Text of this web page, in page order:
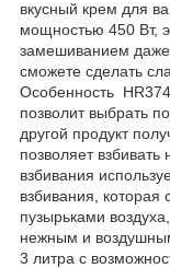
вкусный крем для
мощностью 450 Вт,
замешиванием даже
сможете сделать
Особенность
позволит выбрать
другой продукт
позволяет
взбивания
взбивания, которая
пузырьками
нежным и
3 литра с